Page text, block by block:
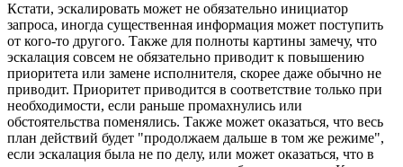
Кстати, эскалировать может не обязательно инициатор
запроса, иногда существенная информация может поступить
от кого-то другого. Также для полноты картины замечу, что
эскалация совсем не обязательно приводит к повышению
приоритета или замене исполнителя, скорее даже обычно не
приводит. Приоритет приводится в соответствие только при
необходимости, если раньше промахнулись или
обстоятельства поменялись. Также может оказаться, что весь
план действий будет "продолжаем дальше в том же режиме",
если эскалация была не по делу, или может оказаться, что в